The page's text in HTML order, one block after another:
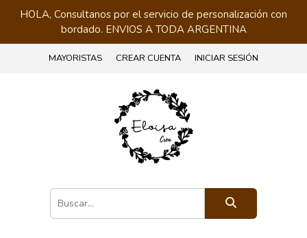
HOLA, Consultanos por el servicio de personalización con
bordado. ENVIOS A TODA ARGENTINA
MAYORISTAS CREAR CUENTA INICIAR SESIÓN